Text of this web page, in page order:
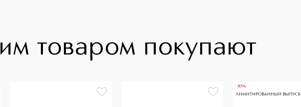
товаром покупают
-30%
ЛИМИТИРОВАННЫЙ ВЫПУСК